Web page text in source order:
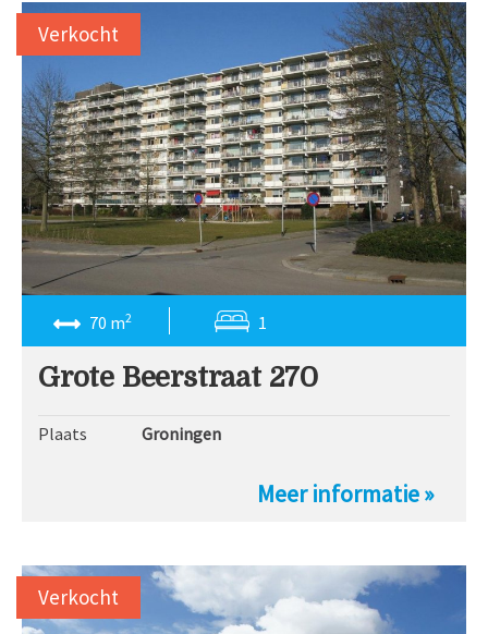
70 m2 1
Grote Beerstraat 270
Plaats Groningen
Meer informatie »
Verkocht
Verkocht